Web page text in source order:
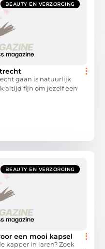
BEAUTY EN VERZORGING
gaan is natuurlijk
altijd fijn om jezelf een
BEAUTY EN VERZORGING
een mooi kapsel
kapper in laren? Zoek